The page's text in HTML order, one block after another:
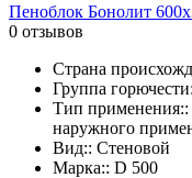
Пеноблок Бонолит
0 отзывов
Страна
Группа
Тип применения::
наружного
Вид:: Стеновой
Марка:: D 500